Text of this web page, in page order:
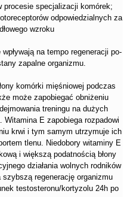
procesie specjalizacji komórek;
odpowiedzialnych za
wzroku
na tempo regeneracji po-
zapalne organizmu.
komórki mięśniowej podczas
może zapobiegać obniżeniu
treningu na dużych
E zapobiega rozpadowi
krwi i tym samym utrzymuje ich
tlenu. Niedobory witaminy E
i większą podatnością błony
działania wolnych rodników
regenerację organizmu
testosteronu/kortyzolu 24h po